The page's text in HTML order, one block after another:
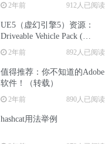
2年前 912人已阅读
UE5（虚幻引擎5）资源：
Driveable Vehicle Pack (
REDUX ) 2.0 可驾驶汽车包
（支持到UE5.5）【推荐】
2年前 892人已阅读
值得推荐：你不知道的Adobe
软件！（转载）
2年前 890人已阅读
hashcat用法举例